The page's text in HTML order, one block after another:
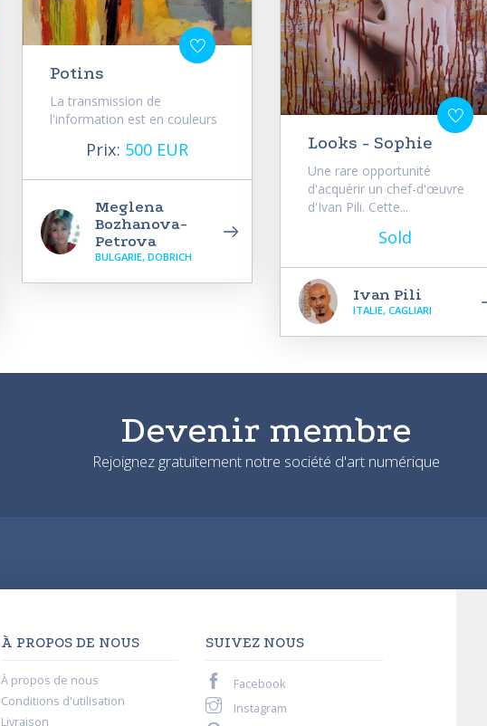
Potins
La transmission de
l'information est en couleurs
Prix: 500 EUR
Meglena
Bozhanova-
Petrova
BULGARIE, DOBRICH
Looks - Sophie
Une rare opportunité
d'acquérir un chef-d'œuvre
d'Ivan Pili. Cette...
Sold
Ivan Pili
ITALIE, CAGLIARI
Devenir membre
Rejoignez gratuitement notre société d'art numérique
À PROPOS DE NOUS
À propos de nous
Conditions d'utilisation
Livraison
SUIVEZ NOUS
Facebook
Instagram